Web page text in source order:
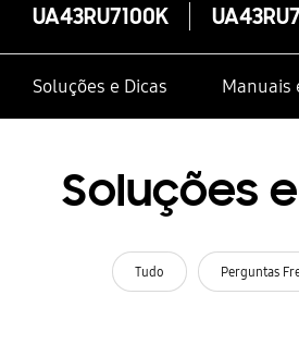
UA43RU7100K
Soluções e Dicas Manuais
Soluções
Tudo Perguntas